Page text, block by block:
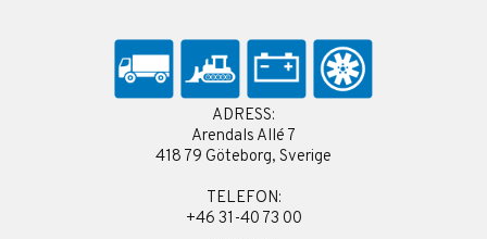
ADRESS:
Arendals Allé 7
418 79 Göteborg, Sverige
TELEFON:
+46 31-40 73 00